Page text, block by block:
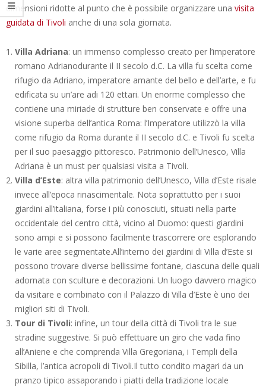
dimensioni ridotte al punto che è possibile organizzare una visita
guidata di Tivoli anche di una sola giornata.
Villa Adriana: un immenso complesso creato per l’imperatore
romano Adrianodurante il II secolo d.C. La villa fu scelta come
rifugio da Adriano, imperatore amante del bello e dell’arte, e fu
edificata su un’are adi 120 ettari. Un enorme complesso che
contiene una miriade di strutture ben conservate e offre una
visione superba dell’antica Roma: l’Imperatore utilizzò la villa
come rifugio da Roma durante il II secolo d.C. e Tivoli fu scelta
per il suo paesaggio pittoresco. Patrimonio dell’Unesco, Villa
Adriana è un must per qualsiasi visita a Tivoli.
Villa d’Este: altra villa patrimonio dell’Unesco, Villa d’Este risale
invece all’epoca rinascimentale. Nota soprattutto per i suoi
giardini all’italiana, forse i più conosciuti, situati nella parte
occidentale del centro città, vicino al Duomo: questi giardini
sono ampi e si possono facilmente trascorrere ore esplorando
le varie aree segmentate.All’interno dei giardini di Villa d’Este si
possono trovare diverse bellissime fontane, ciascuna delle quali
adornata con sculture e decorazioni. Un luogo davvero magico
da visitare e combinato con il Palazzo di Villa d’Este è uno dei
migliori siti di Tivoli.
Tour di Tivoli: infine, un tour della città di Tivoli tra le sue
stradine suggestive. Si può effettuare un giro che vada fino
all’Aniene e che comprenda Villa Gregoriana, i Templi della
Sibilla, l’antica acropoli di Tivoli.Il tutto condito magari da un
pranzo tipico assaporando i piatti della tradizione locale